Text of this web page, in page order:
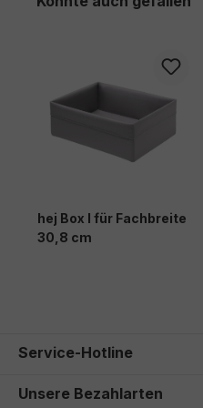
hej Box I für Fachbreite
30,8 cm
Service-Hotline
Unsere Bezahlarten